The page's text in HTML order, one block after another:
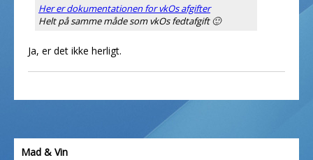
Her er dokumentationen for vkOs afgifter
Helt på samme måde som vkOs fedtafgift 🙂
Ja, er det ikke herligt.
Mad & Vin